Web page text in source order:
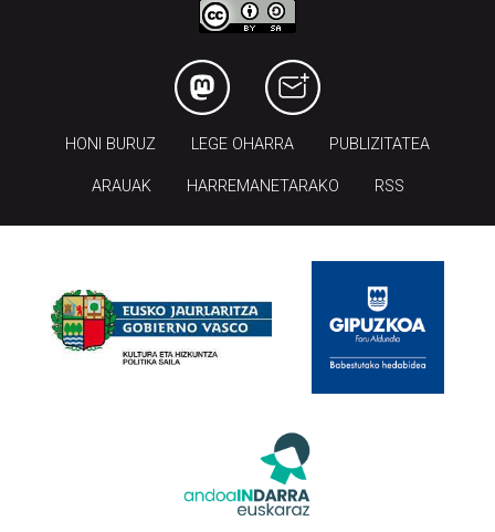
HONI BURUZ LEGE OHARRA PUBLIZITATEA
ARAUAK HARREMANETARAKO RSS